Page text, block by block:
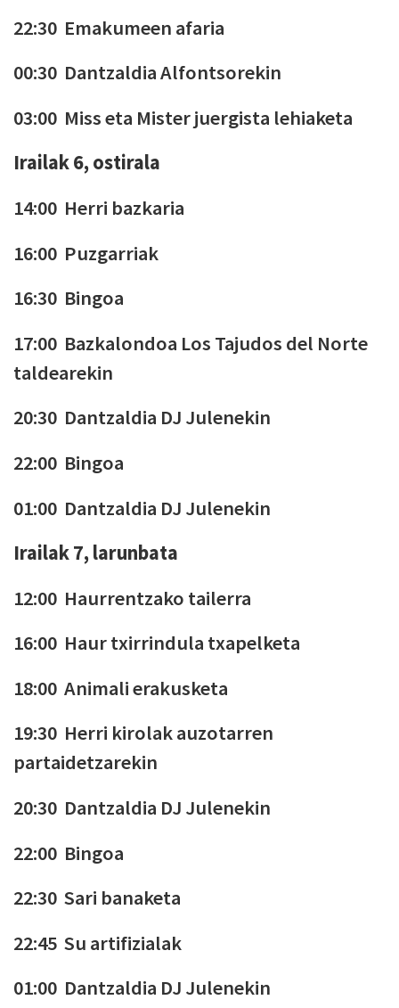
22:30 Emakumeen afaria
00:30 Dantzaldia Alfontsorekin
03:00 Miss eta Mister juergista lehiaketa
Irailak 6, ostirala
14:00 Herri bazkaria
16:00 Puzgarriak
16:30 Bingoa
17:00 Bazkalondoa Los Tajudos del Norte
taldearekin
20:30 Dantzaldia DJ Julenekin
22:00 Bingoa
01:00 Dantzaldia DJ Julenekin
Irailak 7, larunbata
12:00 Haurrentzako tailerra
16:00 Haur txirrindula txapelketa
18:00 Animali erakusketa
19:30 Herri kirolak auzotarren
partaidetzarekin
20:30 Dantzaldia DJ Julenekin
22:00 Bingoa
22:30 Sari banaketa
22:45 Su artifizialak
01:00 Dantzaldia DJ Julenekin